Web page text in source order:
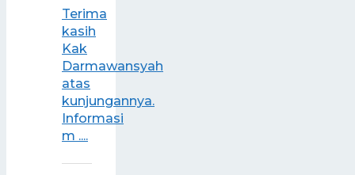
Terima
kasih
Kak
Darmawansyah
atas
kunjungannya.
Informasi
m ....